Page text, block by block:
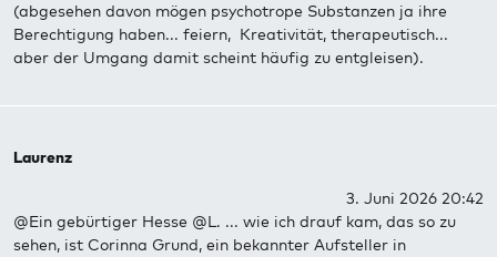
(abgesehen davon mögen psychotrope Substanzen ja ihre
Berechtigung haben... feiern, Kreativität, therapeutisch...
aber der Umgang damit scheint häufig zu entgleisen).
Laurenz
3. Juni 2026 20:42
@Ein gebürtiger Hesse @L. ... wie ich drauf kam, das so zu
sehen, ist Corinna Grund, ein bekannter Aufsteller in